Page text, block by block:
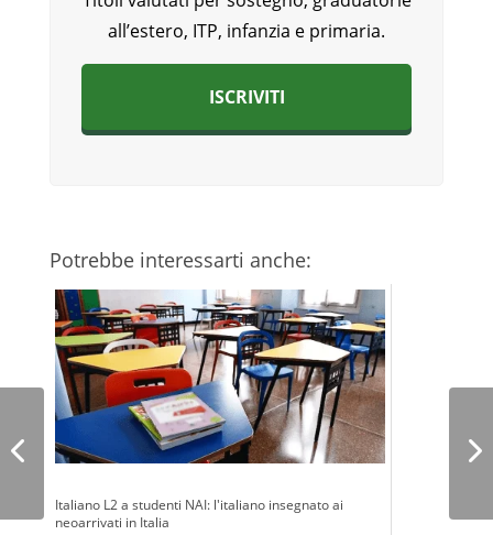
all’estero, ITP, infanzia e primaria.
ISCRIVITI
Potrebbe interessarti anche:
Italiano L2 a studenti NAI: l'italiano insegnato ai
neoarrivati in Italia